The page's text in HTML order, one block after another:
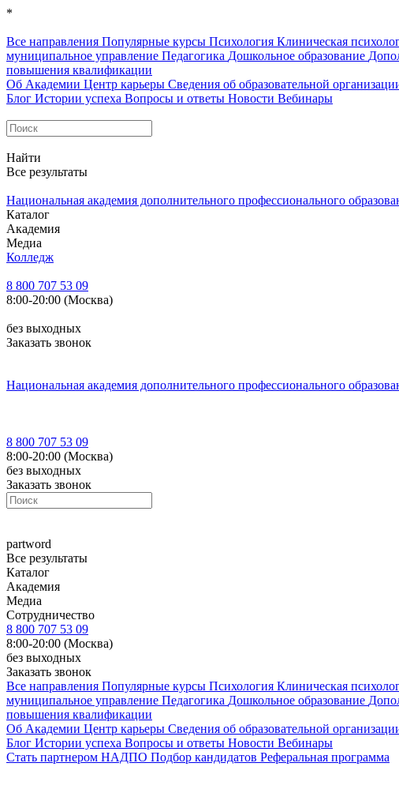
*
Все направления Популярные курсы Психология Клиническая
муниципальное управление Педагогика Дошкольное образование
повышения квалификации
Об Академии Центр карьеры Сведения об образовательной
Блог Истории успеха Вопросы и ответы Новости Вебинары
Найти
Все результаты
Национальная академия дополнительного профессионального
Каталог
Академия
Медиа
Колледж
8 800 707 53 09
8:00-20:00 (Москва)
без выходных
Заказать звонок
Национальная академия дополнительного профессионального
8 800 707 53 09
8:00-20:00 (Москва)
без выходных
Заказать звонок
partword
Все результаты
Каталог
Академия
Медиа
Сотрудничество
8 800 707 53 09
8:00-20:00 (Москва)
без выходных
Заказать звонок
Все направления Популярные курсы Психология Клиническая
муниципальное управление Педагогика Дошкольное образование
повышения квалификации
Об Академии Центр карьеры Сведения об образовательной
Блог Истории успеха Вопросы и ответы Новости Вебинары
Стать партнером НАДПО Подбор кандидатов Реферальная программа